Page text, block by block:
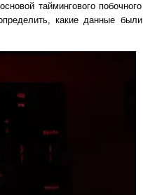
таймингового побочного
какие данные были